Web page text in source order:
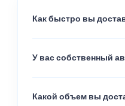
Как быстро вы
У вас собственный
Какой объем вы